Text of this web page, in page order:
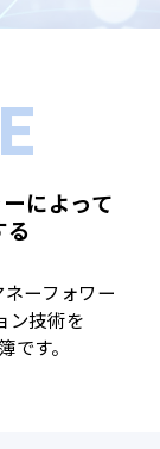
によって
ーフォワー
ン技術を
す。